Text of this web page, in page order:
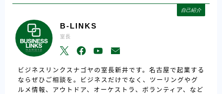
自己紹介
B-LINKS
室長
ビジネスリンクスナゴヤの室長新井です。名古屋で起業する
ならぜひご相談を。ビジネスだけでなく、ツーリングやグ
ルメ情報、アウトドア、オーケストラ、ボランティア、など